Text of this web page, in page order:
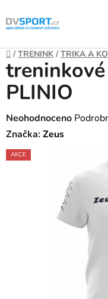
Přejít
na
Domů
/ TRENINK / TRIKA A
PLINIO
Průměrné
hodnocení
produktu
Neohodnoceno
Značka:Zeus
AKCE